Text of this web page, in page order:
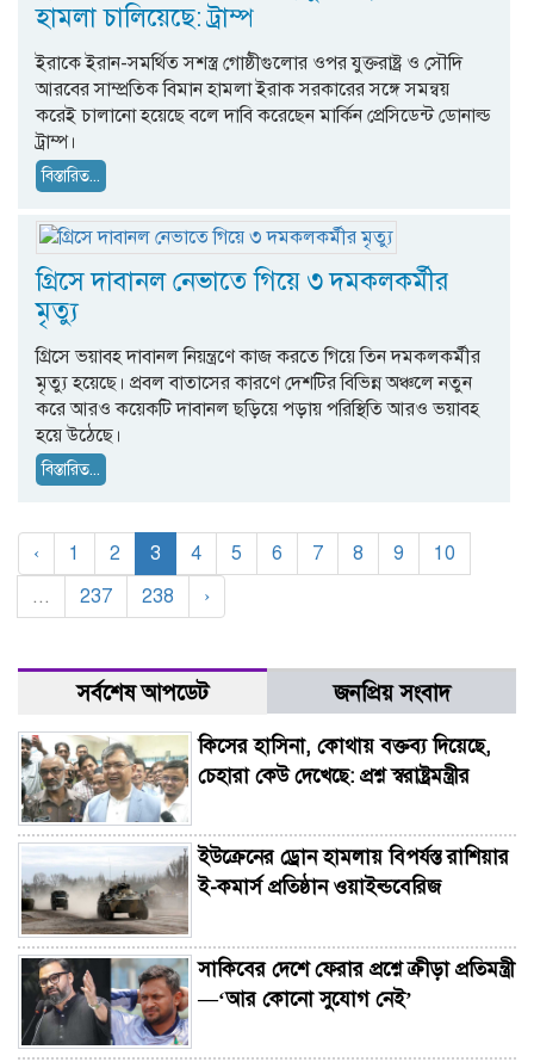
হামলা চালিয়েছে: ট্রাম্প
ইরাকে ইরান-সমর্থিত সশস্ত্র গোষ্ঠীগুলোর ওপর যুক্তরাষ্ট্র ও সৌদি
আরবের সাম্প্রতিক বিমান হামলা ইরাক সরকারের সঙ্গে সমন্বয়
করেই চালানো হয়েছে বলে দাবি করেছেন মার্কিন প্রেসিডেন্ট ডোনাল্ড
ট্রাম্প।
বিস্তারিত...
গ্রিসে দাবানল নেভাতে গিয়ে ৩ দমকলকর্মীর
মৃত্যু
গ্রিসে ভয়াবহ দাবানল নিয়ন্ত্রণে কাজ করতে গিয়ে তিন দমকলকর্মীর
মৃত্যু হয়েছে। প্রবল বাতাসের কারণে দেশটির বিভিন্ন অঞ্চলে নতুন
করে আরও কয়েকটি দাবানল ছড়িয়ে পড়ায় পরিস্থিতি আরও ভয়াবহ
হয়ে উঠেছে।
বিস্তারিত...
‹ 1 2 3 4 5 6 7 8 9
10
...
237 238 ›
সর্বশেষ আপডেট জনপ্রিয় সংবাদ
কিসের হাসিনা, কোথায় বক্তব্য দিয়েছে,
চেহারা কেউ দেখেছে: প্রশ্ন স্বরাষ্ট্রমন্ত্রীর
ইউক্রেনের ড্রোন হামলায় বিপর্যস্ত রাশিয়ার
ই-কমার্স প্রতিষ্ঠান ওয়াইল্ডবেরিজ
সাকিবের দেশে ফেরার প্রশ্নে ক্রীড়া প্রতিমন্ত্রী
—‘আর কোনো সুযোগ নেই’